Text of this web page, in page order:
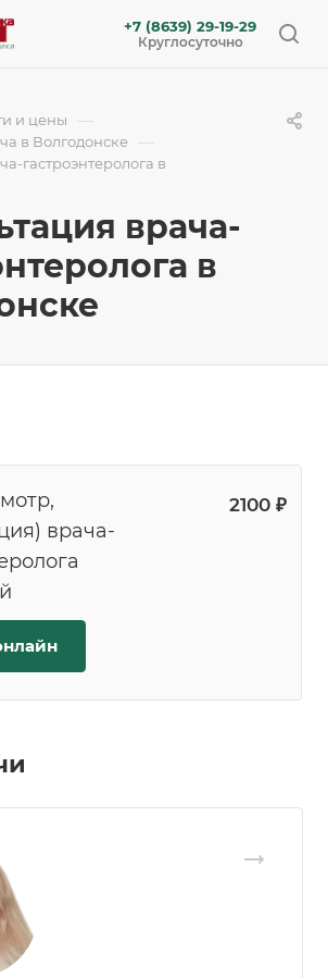
+7 (8639) 29-19-29
Круглосуточно
и цены —
в Волгодонске —
гастроэнтеролога в
врача-
в
врача-
2100 ₽